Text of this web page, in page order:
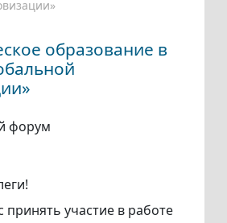
образование в
форум
участие в работе